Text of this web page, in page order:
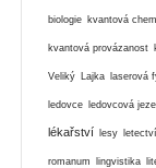
biologie kvantová
kvantová provázanost
Veliký Lajka laserová
ledovce ledovcová
lékařství lesy letectví
romanum lingvistika